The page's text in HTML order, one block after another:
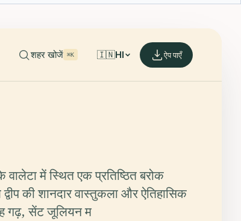
शहर खोजें ⌘K 🇮🇳HI ऐप पाएँ
वालेटा में स्थित एक प्रतिष्ठित बरोक
की शानदार वास्तुकला और ऐतिहासिक
गढ़, सेंट जूलियन म